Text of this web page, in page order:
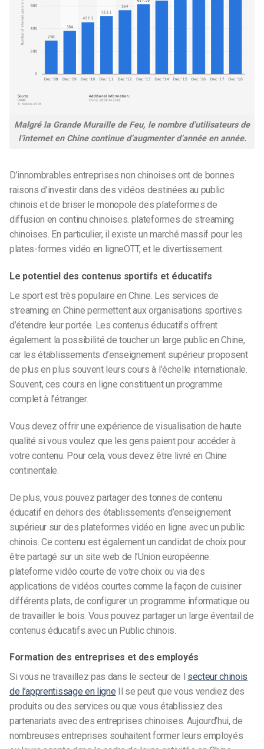
Malgré la Grande Muraille de Feu, le nombre d’utilisateurs de
l’internet en Chine continue d’augmenter d’année en année.
D’innombrables entreprises non chinoises ont de bonnes
raisons d’investir dans des vidéos destinées au public
chinois et de briser le monopole des plateformes de
diffusion en continu chinoises. plateformes de streaming
chinoises. En particulier, il existe un marché massif pour les
plates-formes vidéo en ligneOTT, et le divertissement.
Le potentiel des contenus sportifs et éducatifs
Le sport est très populaire en Chine. Les services de
streaming en Chine permettent aux organisations sportives
d’étendre leur portée. Les contenus éducatifs offrent
également la possibilité de toucher un large public en Chine,
car les établissements d’enseignement supérieur proposent
de plus en plus souvent leurs cours à l’échelle internationale.
Souvent, ces cours en ligne constituent un programme
complet à l’étranger.
Vous devez offrir une expérience de visualisation de haute
qualité si vous voulez que les gens paient pour accéder à
votre contenu. Pour cela, vous devez être livré en Chine
continentale.
De plus, vous pouvez partager des tonnes de contenu
éducatif en dehors des établissements d’enseignement
supérieur sur desplateformes vidéo en ligne avec un public
chinois. Ce contenu est également un candidat de choix pour
être partagé sur un site web de l’Union européenne.
plateforme vidéo courte de votre choix ou via des
applications de vidéos courtes comme la façon de cuisiner
différents plats, de configurer un programme informatique ou
de travailler le bois. Vous pouvez partager un large éventail de
contenus éducatifs avec un Public chinois
Formation des entreprises et des employés
Si vous ne travaillez pas dans le secteur de l secteur chinois
de l’apprentissage en ligne Il se peut que vous vendiez des
produits ou des services ou que vous établissiez des
partenariats avec des entreprises chinoises. Aujourd’hui, de
nombreuses entreprises souhaitent former leurs employés